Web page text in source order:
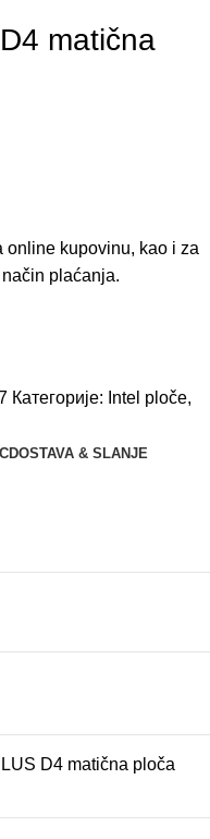
matična
online kupovinu, kao i za
plaćanja.
Категорије: Intel ploče,
DOSTAVA & SLANJE
D4 matična ploča